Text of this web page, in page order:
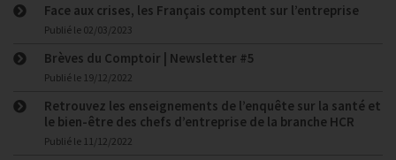
Face aux crises, les Français comptent sur l’entreprise
Publié le 02/03/2023
Brèves du Comptoir | Newsletter #5
Publié le 19/12/2022
Retrouvez les enseignements de l’enquête sur la santé et
le bien-être des chefs d’entreprise de la branche HCR
Publié le 11/12/2022